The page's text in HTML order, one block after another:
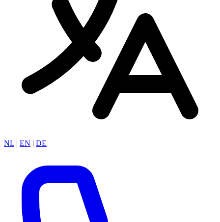
NL | EN | DE